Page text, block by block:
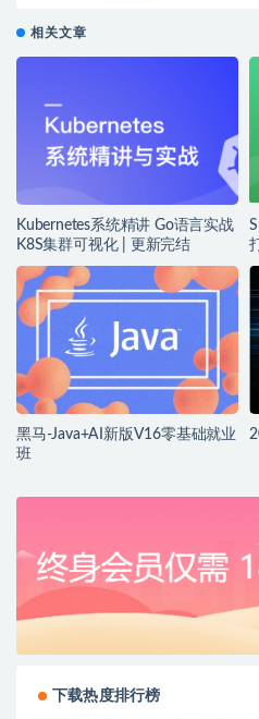
相关文章
Kubernetes系统精讲 Go语言实战
K8S集群可视化 | 更新完结
黑马-Java+AI新版V16零基础就业
班
下载热度排行榜